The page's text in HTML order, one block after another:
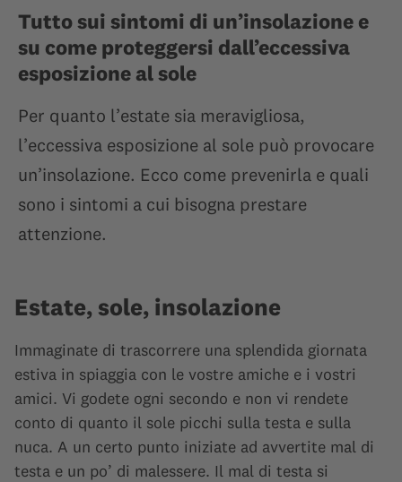
Tutto sui sintomi di un’insolazione e
su come proteggersi dall’eccessiva
esposizione al sole
Per quanto l’estate sia meravigliosa,
l’eccessiva esposizione al sole può provocare
un’insolazione. Ecco come prevenirla e quali
sono i sintomi a cui bisogna prestare
attenzione.
Estate, sole, insolazione
Immaginate di trascorrere una splendida giornata
estiva in spiaggia con le vostre amiche e i vostri
amici. Vi godete ogni secondo e non vi rendete
conto di quanto il sole picchi sulla testa e sulla
nuca. A un certo punto iniziate ad avvertite mal di
testa e un po’ di malessere. Il mal di testa si